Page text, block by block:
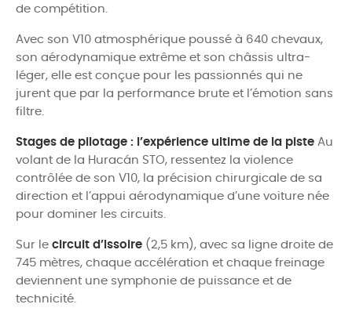
de compétition.
Avec son V10 atmosphérique poussé à 640 chevaux,
son aérodynamique extrême et son châssis ultra-
léger, elle est conçue pour les passionnés qui ne
jurent que par la performance brute et l’émotion sans
filtre.
Stages de pilotage : l’expérience ultime de la piste Au
volant de la Huracán STO, ressentez la violence
contrôlée de son V10, la précision chirurgicale de sa
direction et l’appui aérodynamique d’une voiture née
pour dominer les circuits.
Sur le circuit d’Issoire (2,5 km), avec sa ligne droite de
745 mètres, chaque accélération et chaque freinage
deviennent une symphonie de puissance et de
technicité.